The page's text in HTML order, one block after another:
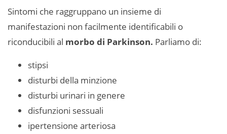
Sintomi che raggruppano un insieme di
manifestazioni non facilmente identificabili o
riconducibili al morbo di Parkinson. Parliamo di:
stipsi
disturbi della minzione
disturbi urinari in genere
disfunzioni sessuali
ipertensione arteriosa